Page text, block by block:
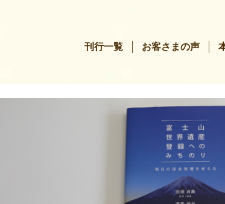
刊行一覧 お客さまの声